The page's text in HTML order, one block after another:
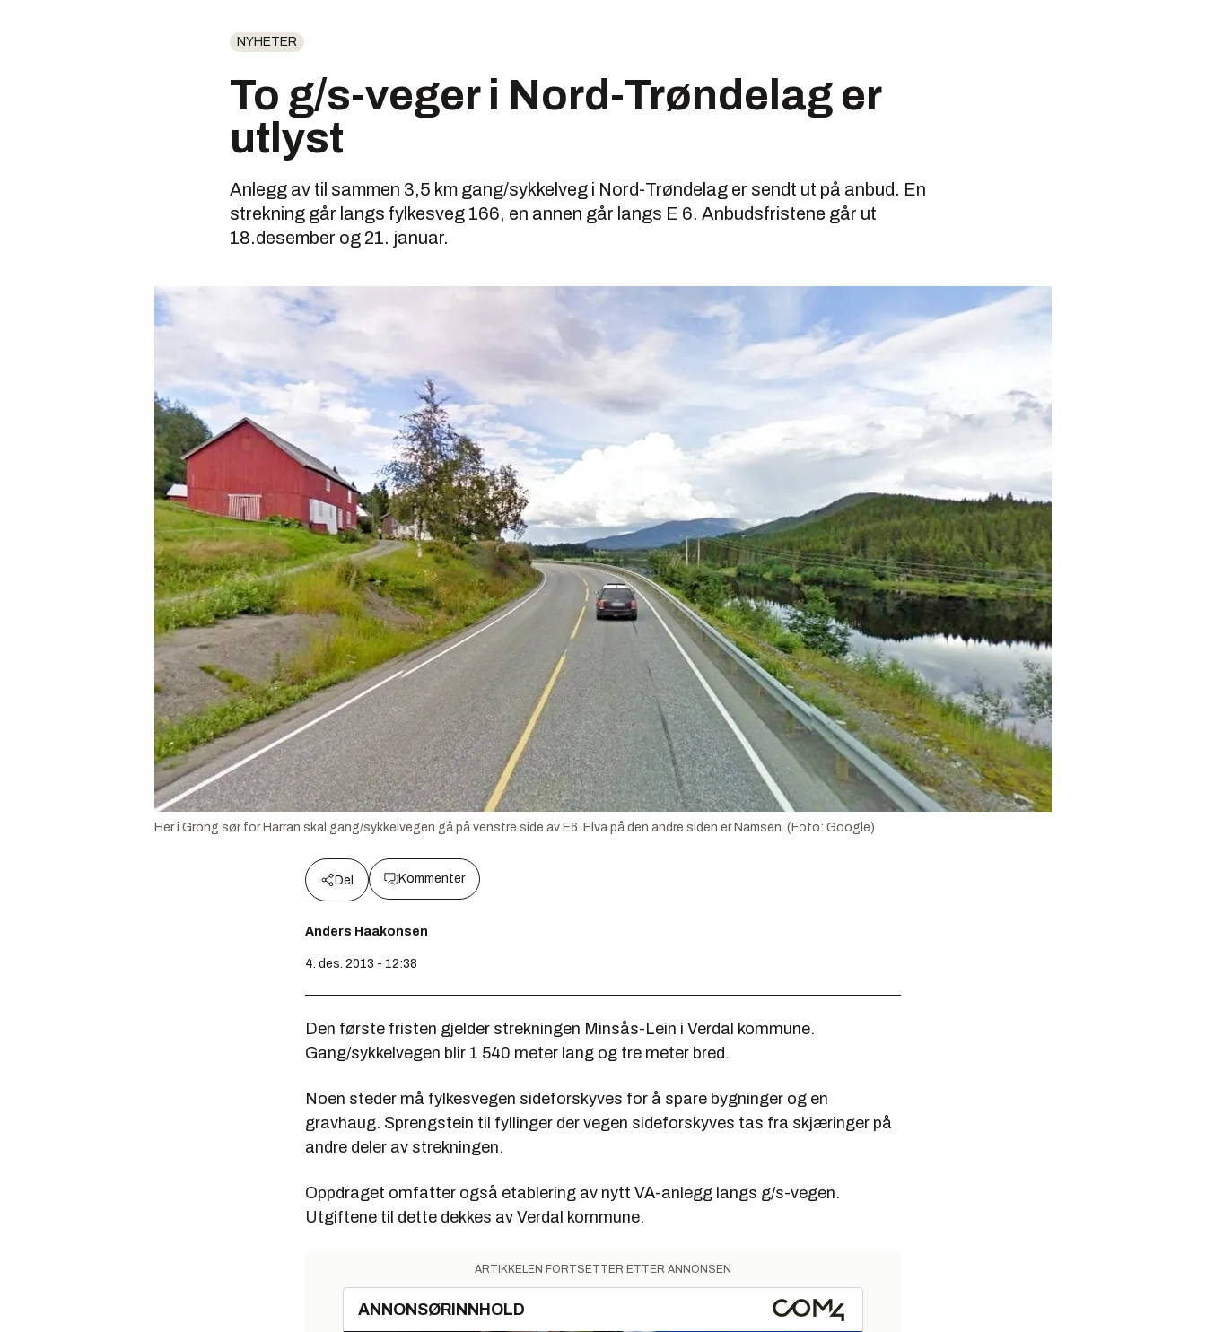
NYHETER
To g/s-veger i Nord-Trøndelag er
utlyst
Anlegg av til sammen 3,5 km gang/sykkelveg i Nord-Trøndelag er sendt ut på anbud. En
strekning går langs fylkesveg 166, en annen går langs E 6. Anbudsfristene går ut
18.desember og 21. januar.
Her i Grong sør for Harran skal gang/sykkelvegen gå på venstre side av E6. Elva på den andre siden er Namsen. (Foto: Google)
Del Kommenter
Anders Haakonsen
4. des. 2013 - 12:38
Den første fristen gjelder strekningen Minsås-Lein i Verdal kommune.
Gang/sykkelvegen blir 1 540 meter lang og tre meter bred.
Noen steder må fylkesvegen sideforskyves for å spare bygninger og en
gravhaug. Sprengstein til fyllinger der vegen sideforskyves tas fra skjæringer på
andre deler av strekningen.
Oppdraget omfatter også etablering av nytt VA-anlegg langs g/s-vegen.
Utgiftene til dette dekkes av Verdal kommune.
ARTIKKELEN FORTSETTER ETTER ANNONSEN
ANNONSØRINNHOLD